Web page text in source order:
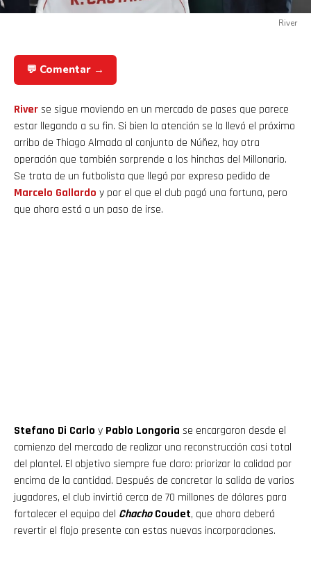
River
💬 Comentar →
Riverse sigue moviendo en un mercado de pases que parece
estar llegando a su fin. Si bien la atención se la llevó el próximo
arribo de Thiago Almada al conjunto de Núñez, hay otra
operación que también sorprende a los hinchas del Millonario.
Se trata de un futbolista que llegó por expreso pedido de
Marcelo Gallardo y por el que el club pagó una fortuna, pero
que ahora está a un paso de irse.
Stefano Di Carlo y Pablo Longoria se encargaron desde el
comienzo del mercado de realizar una reconstrucción casi total
del plantel. El objetivo siempre fue claro: priorizar la calidad por
encima de la cantidad. Después de concretar la salida de varios
jugadores, el club invirtió cerca de 70 millones de dólares para
fortalecer el equipo del ChachoCoudet, que ahora deberá
revertir el flojo presente con estas nuevas incorporaciones.